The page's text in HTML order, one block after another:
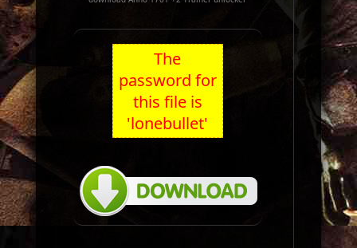
The
password for
this file is
'lonebullet'